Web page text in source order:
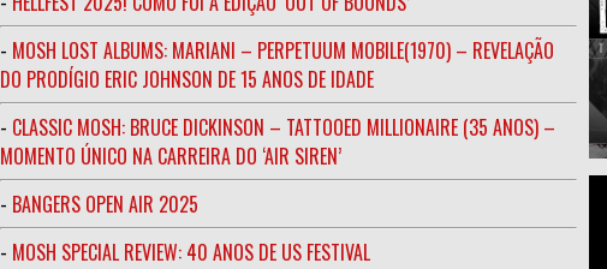
- MOSH LOST ALBUMS: MARIANI – PERPETUUM MOBILE(1970) – REVELAÇÃO
DO PRODÍGIO ERIC JOHNSON DE 15 ANOS DE IDADE
- CLASSIC MOSH: BRUCE DICKINSON – TATTOOED MILLIONAIRE (35 ANOS) –
MOMENTO ÚNICO NA CARREIRA DO ‘AIR SIREN’
- BANGERS OPEN AIR 2025
- MOSH SPECIAL REVIEW: 40 ANOS DE US FESTIVAL